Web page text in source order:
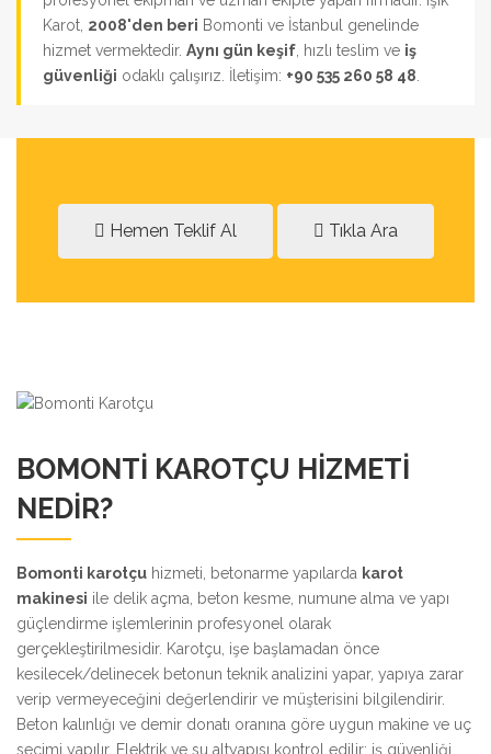
Karot, 2008'den beri Bomonti ve İstanbul genelinde
hizmet vermektedir. Aynı gün keşif , hızlı teslim ve iş
güvenliği odaklı çalışırız. İletişim: +90 535 260 58 48
Hemen Teklif Al Tıkla Ara
BOMONTI KAROTÇU HIZMETI
NEDIR?
Bomonti karotçu hizmeti, betonarme yapılarda karot
makinesi ile delik açma, beton kesme, numune alma ve yapı
güçlendirme işlemlerinin profesyonel olarak
gerçekleştirilmesidir. Karotçu, işe başlamadan önce
kesilecek/delinecek betonun teknik analizini yapar, yapıya zarar
verip vermeyeceğini değerlendirir ve müşterisini bilgilendirir.
Beton kalınlığı ve demir donatı oranına göre uygun makine ve uç
seçimi yapılır. Elektrik ve su altyapısı kontrol edilir; iş güvenliği